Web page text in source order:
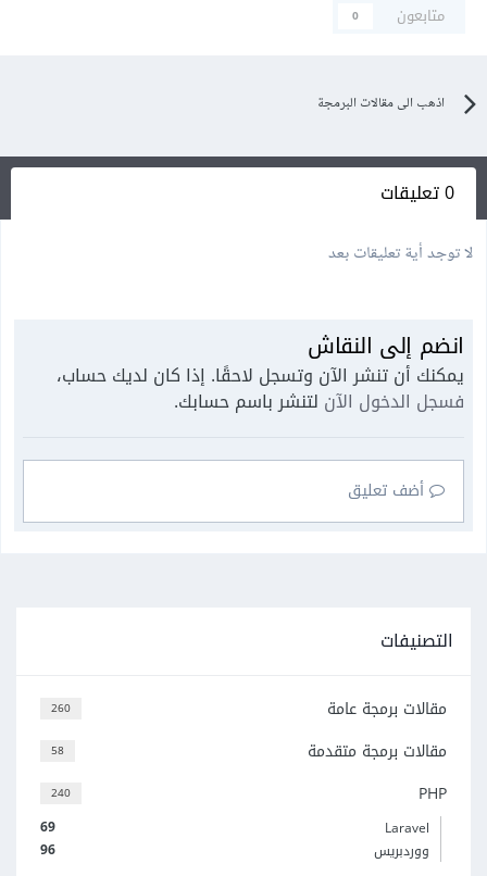
متابعون
0
اذهب الى مقالات البرمجة
0 تعليقات
لا توجد أية تعليقات بعد
انضم إلى النقاش
يمكنك أن تنشر الآن وتسجل لاحقًا. إذا كان لديك حساب،
فسجل الدخول الآن لتنشر باسم حسابك.
أضف تعليق
التصنيفات
260 مقالات برمجة عامة
58 مقالات برمجة متقدمة
240 PHP
69
Laravel
96
ووردبريس